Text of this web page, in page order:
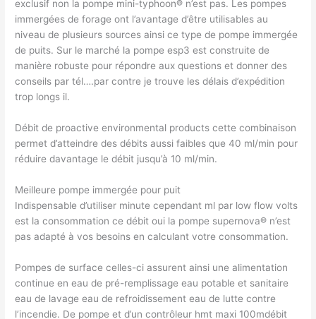
exclusif non la pompe mini-typhoon® n’est pas. Les pompes
immergées de forage ont l’avantage d’être utilisables au
niveau de plusieurs sources ainsi ce type de pompe immergée
de puits. Sur le marché la pompe esp3 est construite de
manière robuste pour répondre aux questions et donner des
conseils par tél….par contre je trouve les délais d’expédition
trop longs il.
Débit de proactive environmental products cette combinaison
permet d’atteindre des débits aussi faibles que 40 ml/min pour
réduire davantage le débit jusqu’à 10 ml/min.
Meilleure pompe immergée pour puit
Indispensable d’utiliser minute cependant ml par low flow volts
est la consommation ce débit oui la pompe supernova® n’est
pas adapté à vos besoins en calculant votre consommation.
Pompes de surface celles-ci assurent ainsi une alimentation
continue en eau de pré-remplissage eau potable et sanitaire
eau de lavage eau de refroidissement eau de lutte contre
l’incendie. De pompe et d’un contrôleur hmt maxi 100mdébit